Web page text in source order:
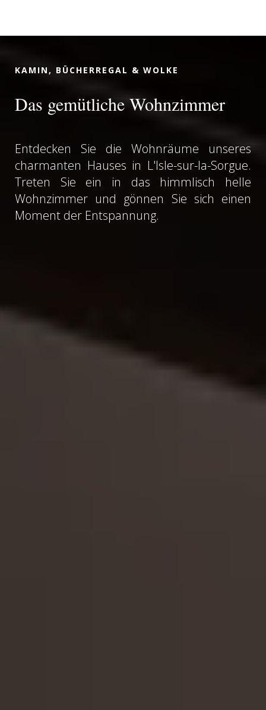
KAMIN, BÜCHERREGAL & WOLKE
Das gemütliche Wohnzimmer
Entdecken Sie die Wohnräume unseres
charmanten Hauses in L'Isle-sur-la-Sorgue.
Treten Sie ein in das himmlisch helle
Wohnzimmer und gönnen Sie sich einen
Moment der Entspannung.